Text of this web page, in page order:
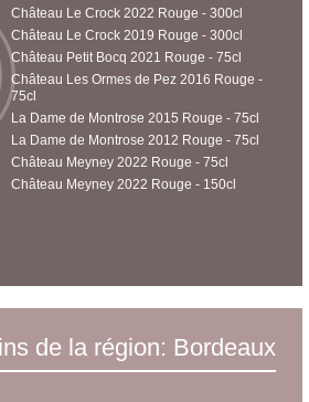
Château Le Crock 2022 Rouge - 300cl
Château Le Crock 2019 Rouge - 300cl
Château Petit Bocq 2021 Rouge - 75cl
Château Les Ormes de Pez 2016 Rouge -
75cl
La Dame de Montrose 2015 Rouge - 75cl
La Dame de Montrose 2012 Rouge - 75cl
Château Meyney 2022 Rouge - 75cl
Château Meyney 2022 Rouge - 150cl
de la région: Bordeaux